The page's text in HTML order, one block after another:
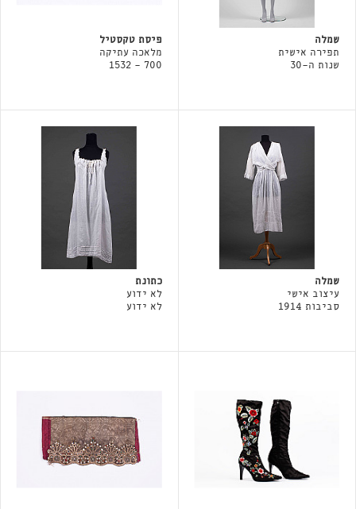
שמלה
תפירה אישית
שנות ה-30
פיסת טקסטיל
מלאכה עתיקה
700 - 1532
שמלה
עיצוב אישי
סביבות 1914
כתונת
לא ידוע
לא ידוע